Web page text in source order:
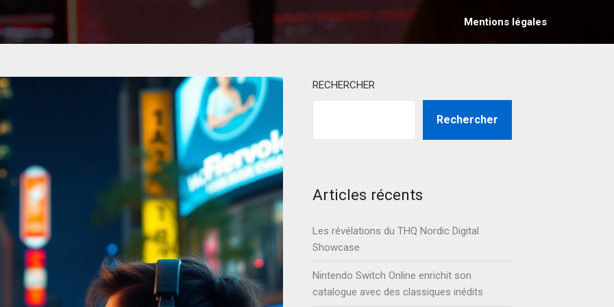
Mentions légales
RECHERCHER
Rechercher
Articles récents
Les révélations du THQ Nordic Digital
Showcase
Nintendo Switch Online enrichit son
catalogue avec des classiques inédits